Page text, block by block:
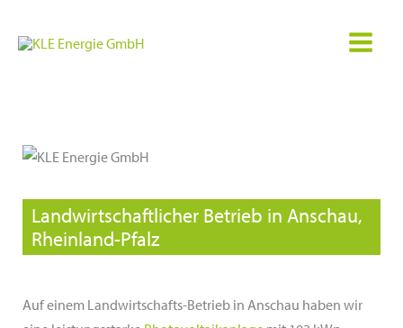
Inhalt
Landwirtschaftlicher Betrieb in Anschau,
Rheinland-Pfalz
Auf einem Landwirtschafts-Betrieb in Anschau haben wir